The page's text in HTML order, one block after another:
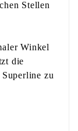
Stellen
Winkel
die
zu